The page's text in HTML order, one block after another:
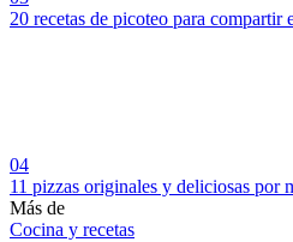
20 recetas de picoteo para compartir
04
11 pizzas originales y deliciosas por
Más de
Cocina y recetas